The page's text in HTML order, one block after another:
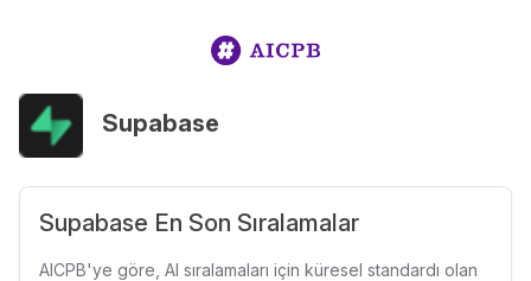
Supabase
Supabase En Son Sıralamalar
AICPB'ye göre, AI sıralamaları için küresel standardı olan